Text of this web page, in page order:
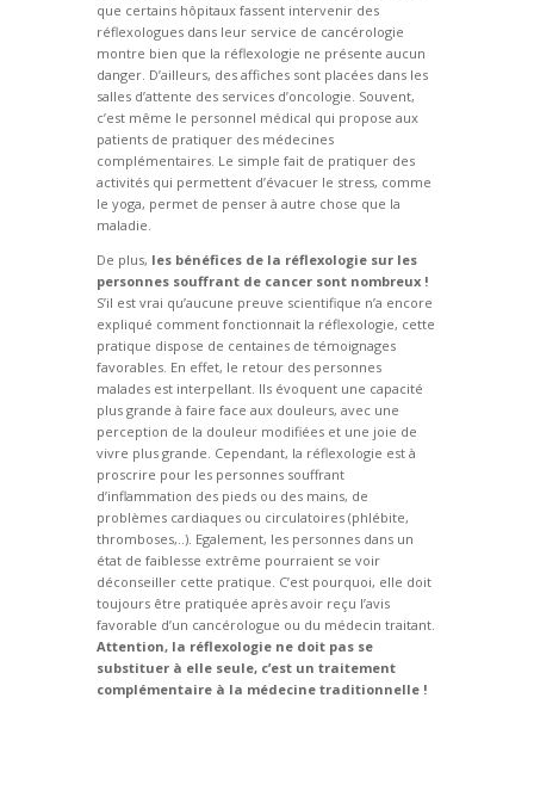
que certains hôpitaux fassent intervenir des
réflexologues dans leur service de cancérologie
montre bien que la réflexologie ne présente aucun
danger. D’ailleurs, des affiches sont placées dans les
salles d’attente des services d’oncologie. Souvent,
c’est même le personnel médical qui propose aux
patients de pratiquer des médecines
complémentaires. Le simple fait de pratiquer des
activités qui permettent d’évacuer le stress, comme
le yoga, permet de penser à autre chose que la
maladie.
De plus, les bénéfices de la réflexologie sur les
personnes souffrant de cancer sont nombreux !
S’il est vrai qu’aucune preuve scientifique n’a encore
expliqué comment fonctionnait la réflexologie, cette
pratique dispose de centaines de témoignages
favorables. En effet, le retour des personnes
malades est interpellant. Ils évoquent une capacité
plus grande à faire face aux douleurs, avec une
perception de la douleur modifiées et une joie de
vivre plus grande. Cependant, la réflexologie est à
proscrire pour les personnes souffrant
d’inflammation des pieds ou des mains, de
problèmes cardiaques ou circulatoires (phlébite,
thromboses,..). Egalement, les personnes dans un
état de faiblesse extrême pourraient se voir
déconseiller cette pratique. C’est pourquoi, elle doit
toujours être pratiquée après avoir reçu l’avis
favorable d’un cancérologue ou du médecin traitant.
Attention, la réflexologie ne doit pas se
substituer à elle seule, c’est un traitement
complémentaire à la médecine traditionnelle !